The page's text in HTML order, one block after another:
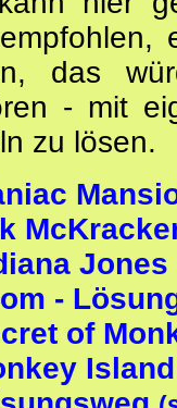
das
- mit
zu lösen.
-
of